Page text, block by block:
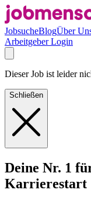
JobsucheBlogÜber
Arbeitgeber Login
Dieser Job ist leider
Schließen
Deine Nr. 1
Karrierestart